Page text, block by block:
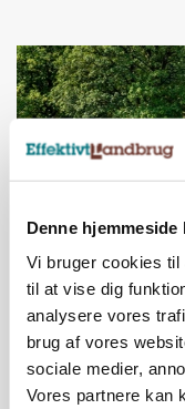
Denne
Vi bruger cookies til
til at vise dig
analysere vores
brug af vores
sociale medier,
Vores partnere kan
MASKINER
Forserie til